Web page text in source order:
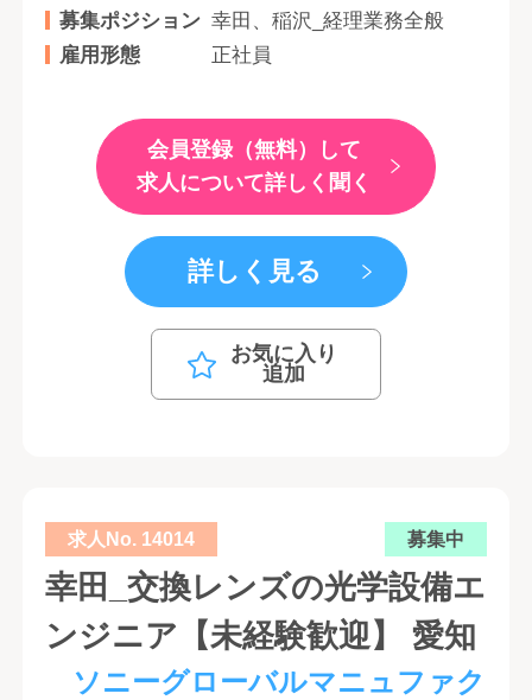
募集ポジション 幸田、稲沢_経理業務全般
雇用形態
正社員
会員登録（無料）して
求人について詳しく聞く
詳しく見る
お気に入り
追加
求人No. 14014 募集中
幸田_交換レンズの光学設備エ
ンジニア【未経験歓迎】 愛知
ソニーグローバルマニュファク